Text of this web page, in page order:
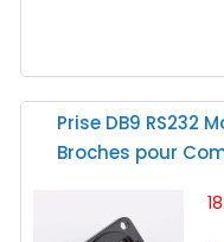
Prise DB9 RS232
Broches pour